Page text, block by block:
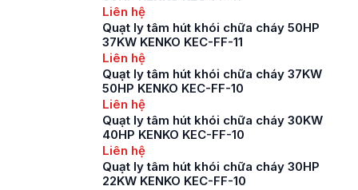
Liên hệ
Quạt ly tâm hút khói chữa cháy 50HP
37KW KENKO KEC-FF-11
Liên hệ
Quạt ly tâm hút khói chữa cháy 37KW
50HP KENKO KEC-FF-10
Liên hệ
Quạt ly tâm hút khói chữa cháy 30KW
40HP KENKO KEC-FF-10
Liên hệ
Quạt ly tâm hút khói chữa cháy 30HP
22KW KENKO KEC-FF-10